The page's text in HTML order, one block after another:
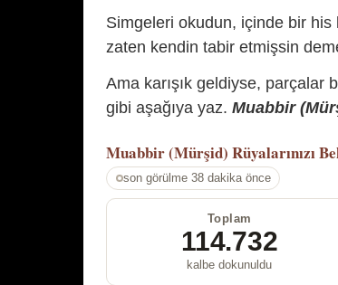
Simgeleri okudun, içinde bir his
zaten kendin tabir etmişsin
Ama karışık geldiyse, parçalar
gibi aşağıya yaz. Muabbir
Muabbir (Mürşid) Rüyalarınızı
son görülme 38 dakika önce
Toplam
114.732
kalbe dokunuldu